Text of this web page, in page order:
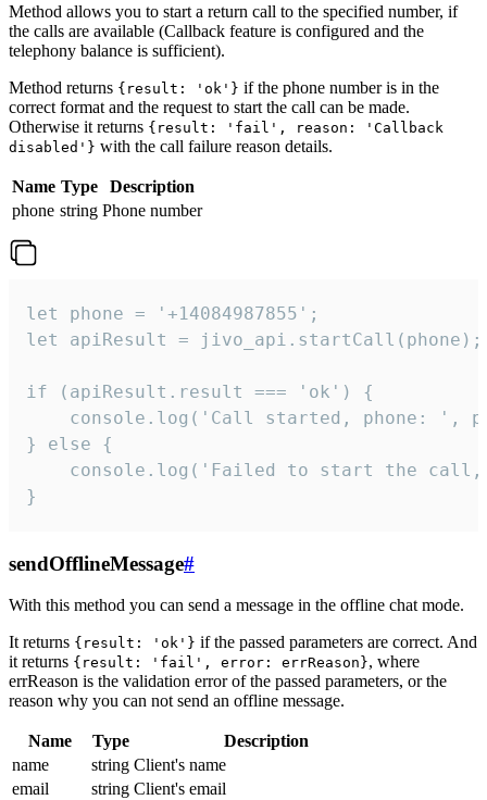
Method allows you to start a return call to the specified number, if
the calls are available (Callback feature is configured and the
telephony balance is sufficient).
Method returns {result: 'ok'} if the phone number is in the
correct format and the request to start the call can be made.
Otherwise it returns {result: 'fail', reason: 'Callback
disabled'} with the call failure reason details.
Name Type
Description
phone string Phone number
let phone = '+14084987855';
let apiResult = jivo_api.startCall(phone);
if (apiResult.result === 'ok') {
console.log('Call started, phone: ',
} else {
console.log('Failed to start the
}
sendOfflineMessage#
With this method you can send a message in the offline chat mode.
It returns {result: 'ok'} if the passed parameters are correct. And
it returns {result: 'fail', error: errReason}, where
errReason is the validation error of the passed parameters, or the
reason why you can not send an offline message.
Name Type
Description
name
string Client's name
email
string Client's email